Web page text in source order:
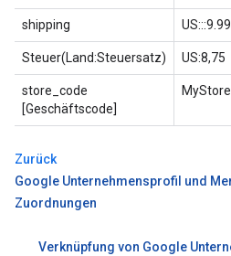
shipping
Steuer(Land:Steuersatz) US:8,75
store_code
[Geschäftscode]
Zurück
Google Unternehmensprofil und
Zuordnungen
Verknüpfung von Google